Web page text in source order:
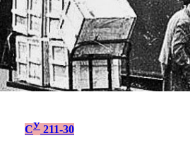
СУ 211-30